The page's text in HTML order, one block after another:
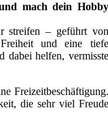
mach dein Hobby
streifen – geführt von
und eine tiefe
dabei helfen, vermisste
Freizeitbeschäftigung.
die sehr viel Freude